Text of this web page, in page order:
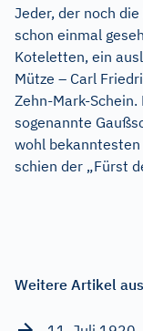
Jeder, der noch
schon einmal
Koteletten, ein
Mütze – Carl
Zehn-Mark-
sogenannte
wohl bekanntesten
schien der „Fürst
Weitere Artikel